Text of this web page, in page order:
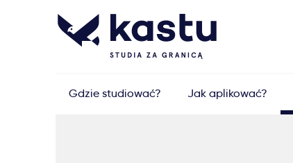
Gdzie studiować? Jak aplikować?